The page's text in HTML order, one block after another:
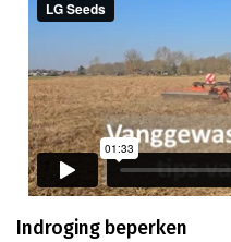
Indroging beperken